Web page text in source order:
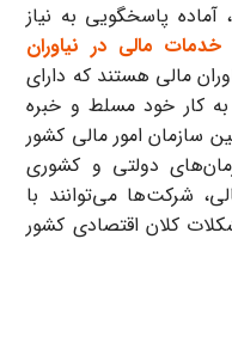
آماده پاسخگویی به نیاز
خدمات مالی در نیاوران
مالی هستند که دارای
کار خود مسلط و خبره
سازمان امور مالی کشور
دولتی و کشوری
شرکت‌ها می‌‌توانند با
کلان اقتصادی کشور